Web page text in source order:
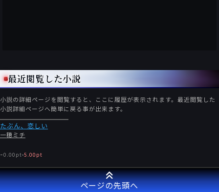
最近閲覧した小説
小説の詳細ページを閲覧すると、ここに履歴が表示されます。最近閲覧した
小説詳細ページへ簡単に戻る事が出来ます。
たぶん、恋しい
一穂ミチ
-0.00pt-5.00pt
ページの先頭へ